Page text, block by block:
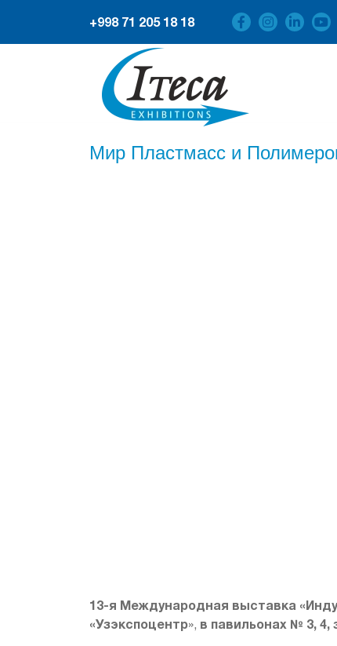
+998 71 205 18 18
Мир Пластмасс и
13-я Международная выставка
«Узэкспоцентр», в павильонах № 3, 4,